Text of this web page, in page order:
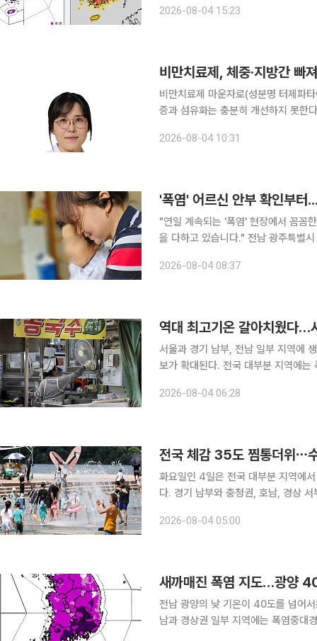
폭염중대경보가 내려졌으며, 그 밖의
2026-08-04 15:23
비만치료제, 체중·지방간 빠
비만치료제 마운자로(성분명 터제파
증과 섬유화는 충분히 개선하지 못한다는 동물실험 결
리즘(Endocrinology and
2026-08-04 10:31
'폭염' 어르신 안부 확인부터
"연일 계속되는 '폭염' 현장에서 꼼꼼
을 다하고 있습니다." 전남 광주특별시 순천시는 연일 계속되는 무더위 속에서 폭염에 취약한 어르
가 내려지면 독거노인 등 취약 어르
2026-08-04 08:37
역대 최고기온 갈아치웠다…
서울과 경기 남부, 전남 일부 지역에
보가 확대된다. 전국 대부분 지역에는
·오산·여주서부, 전남 장성·보성·여수·
2026-08-04 06:28
전국 체감 35도 찜통더위⋯
화요일인 4일은 전국 대부분 지역에
다. 경기 남부와 충청권, 호남, 경상
지겠다. 강원 영동과 경북 동해안은
2026-08-04 05:00
새까매진 폭염 지도…광양
전남 광양의 낮 기온이 40도를 넘어
남과 경상권 일부 지역에는 폭염중대